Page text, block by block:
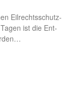
Eil­rechts­schutz­
ist die Ent­